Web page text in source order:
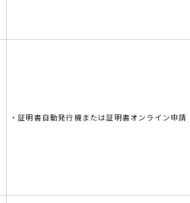
・証明書自動発行機または証明書オンライン申請